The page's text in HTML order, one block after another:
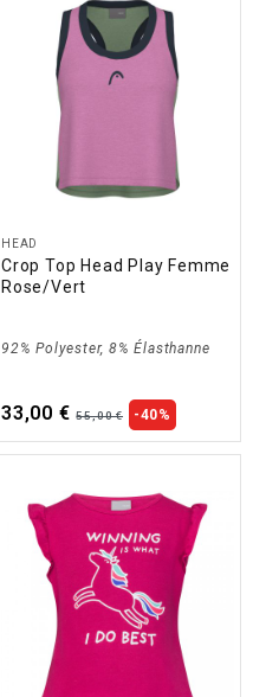
HEAD
Crop Top Head Play Femme
Rose/Vert
92% Polyester, 8% Élasthanne
33,00 € 55,00 € -40%